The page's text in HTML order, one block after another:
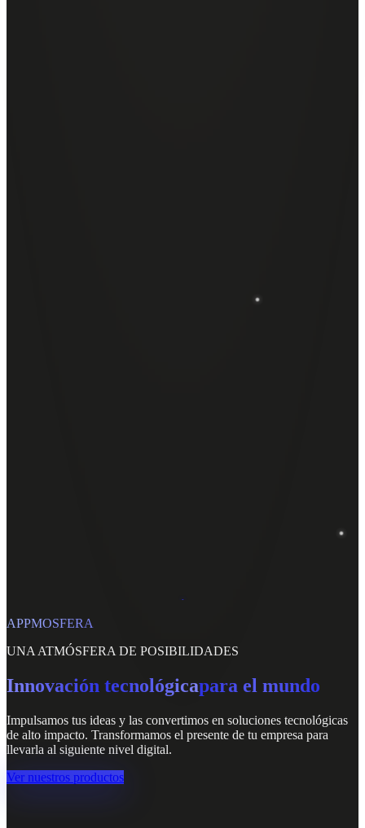
APPMOSFERA
UNA ATMÓSFERA DE POSIBILIDADES
Innovación tecnológicapara el mundo
Impulsamos tus ideas y las convertimos en soluciones tecnológicas
de alto impacto. Transformamos el presente de tu empresa para
llevarla al siguiente nivel digital.
Ver nuestros productos